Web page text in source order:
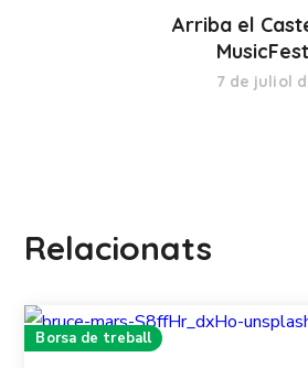
Arriba el
7 de juliol
Relacionats
Borsa de treball